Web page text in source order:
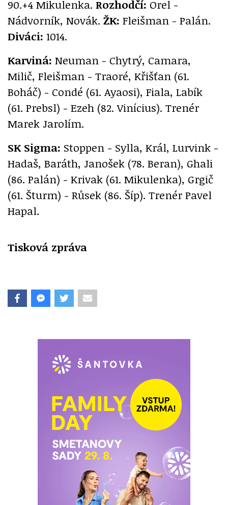
90.+4 Mikulenka. Rozhodčí: Orel -
Nádvorník, Novák. ŽK: Fleišman - Palán.
Diváci: 1014.
Karviná: Neuman - Chytrý, Camara,
Milič, Fleišman - Traoré, Křišťan (61.
Boháč) - Condé (61. Ayaosi), Fiala, Labík
(61. Prebsl) - Ezeh (82. Vinícius). Trenér
Marek Jarolím.
SK Sigma: Stoppen - Sylla, Král, Lurvink -
Hadaš, Baráth, Janošek (78. Beran), Ghali
(86. Palán) - Krivak (61. Mikulenka), Grgič
(61. Šturm) - Růsek (86. Šíp). Trenér Pavel
Hapal.
Tisková zpráva